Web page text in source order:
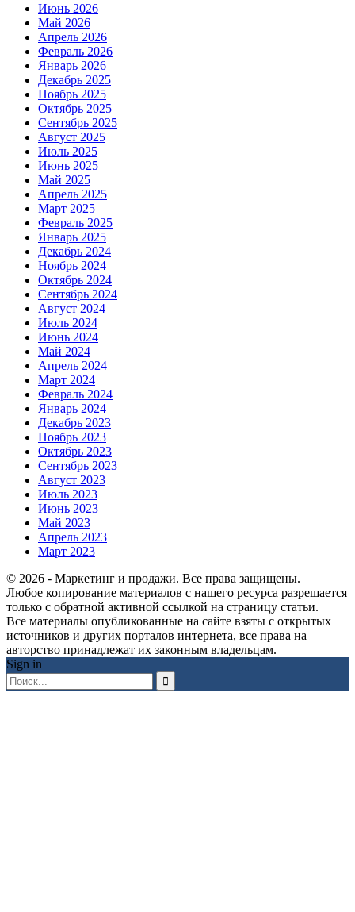
Июнь 2026
Май 2026
Апрель 2026
Февраль 2026
Январь 2026
Декабрь 2025
Ноябрь 2025
Октябрь 2025
Сентябрь 2025
Август 2025
Июль 2025
Июнь 2025
Май 2025
Апрель 2025
Март 2025
Февраль 2025
Январь 2025
Декабрь 2024
Ноябрь 2024
Октябрь 2024
Сентябрь 2024
Август 2024
Июль 2024
Июнь 2024
Май 2024
Апрель 2024
Март 2024
Февраль 2024
Январь 2024
Декабрь 2023
Ноябрь 2023
Октябрь 2023
Сентябрь 2023
Август 2023
Июль 2023
Июнь 2023
Май 2023
Апрель 2023
Март 2023
© 2026 - Маркетинг и продажи. Все права защищены.
Любое копирование материалов с нашего ресурса разрешается
только с обратной активной ссылкой на страницу статьи.
Все материалы опубликованные на сайте взяты с открытых
источников и других порталов интернета, все права на
авторство принадлежат их законным владельцам.
Sign in